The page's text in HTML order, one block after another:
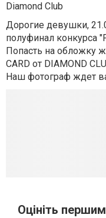
Diamond Club
Дорогие девушки,
полуфинал конкурса
Попасть на обложку
CARD от DIAMOND
Наш фотограф ждет
Оцініть першим